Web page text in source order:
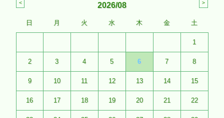
2026/08
日 月 火 水 木 金 土
1
2 3 4 5 6 7 8
9 10 11 12 13 14 15
16 17 18 19 20 21 22